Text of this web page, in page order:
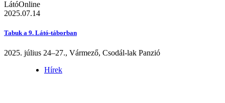
LátóOnline
2025.07.14
Tabuk a 9. Látó-táborban
2025. július 24–27., Vármező, Csodál-lak Panzió
Hírek